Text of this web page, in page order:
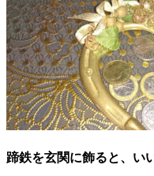
蹄鉄を玄関に飾ると、い